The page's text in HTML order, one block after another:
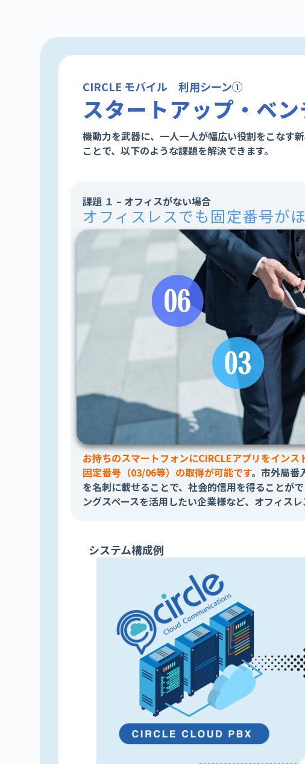
CIRCLE モバイル 利用シーン①
スタートアップ・ベ
機動力を武器に、一人一人が幅広い役割をこなす
ことで、以下のような課題を解決できます。
課題 １ – オフィスがない場合
オフィスレスでも固定番号が
お持ちのスマートフォンにCIRCLEアプリをインス
固定番号（03/06等）の取得が可能です。市外局番
を名刺に載せることで、社会的信用を得ることが
ングスペースを活用したい企業様など、オフィスレ
システム構成例